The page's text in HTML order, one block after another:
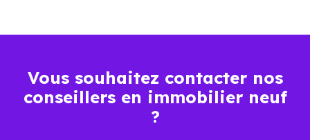
luminosité
…
Vous souhaitez contacter nos
conseillers en immobilier neuf
?